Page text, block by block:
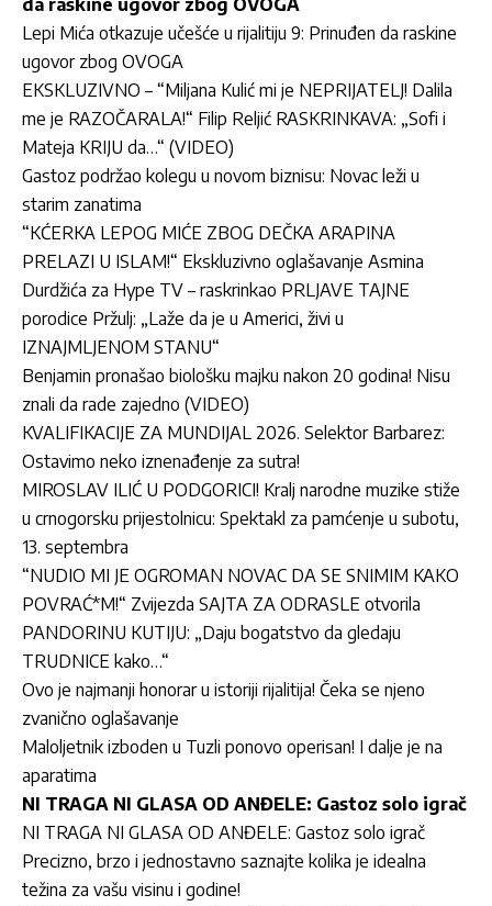
da raskine ugovor zbog OVOGA
Lepi Mića otkazuje učešće u rijalitiju 9: Prinuđen da raskine
ugovor zbog OVOGA
EKSKLUZIVNO – “Miljana Kulić mi je NEPRIJATELJ! Dalila
me je RAZOČARALA!“ Filip Reljić RASKRINKAVA: „Sofi i
Mateja KRIJU da…“ (VIDEO)
Gastoz podržao kolegu u novom biznisu: Novac leži u
starim zanatima
“KĆERKA LEPOG MIĆE ZBOG DEČKA ARAPINA
PRELAZI U ISLAM!“ Ekskluzivno oglašavanje Asmina
Durdžića za Hype TV – raskrinkao PRLJAVE TAJNE
porodice Pržulj: „Laže da je u Americi, živi u
IZNAJMLJENOM STANU“
Benjamin pronašao biološku majku nakon 20 godina! Nisu
znali da rade zajedno (VIDEO)
KVALIFIKACIJE ZA MUNDIJAL 2026. Selektor Barbarez:
Ostavimo neko iznenađenje za sutra!
MIROSLAV ILIĆ U PODGORICI! Kralj narodne muzike stiže
u crnogorsku prijestolnicu: Spektakl za pamćenje u subotu,
13. septembra
“NUDIO MI JE OGROMAN NOVAC DA SE SNIMIM KAKO
POVRAĆ*M!“ Zvijezda SAJTA ZA ODRASLE otvorila
PANDORINU KUTIJU: „Daju bogatstvo da gledaju
TRUDNICE kako…“
Ovo je najmanji honorar u istoriji rijalitija! Čeka se njeno
zvanično oglašavanje
Maloljetnik izboden u Tuzli ponovo operisan! I dalje je na
aparatima
NI TRAGA NI GLASA OD ANĐELE: Gastoz solo igrač
NI TRAGA NI GLASA OD ANĐELE: Gastoz solo igrač
Precizno, brzo i jednostavno saznajte kolika je idealna
težina za vašu visinu i godine!